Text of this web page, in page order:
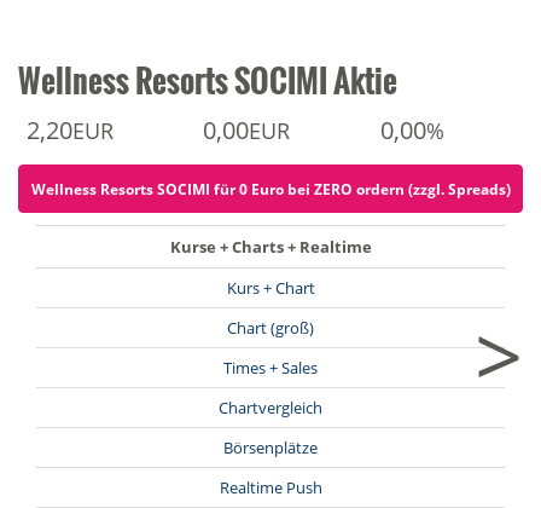
Wellness Resorts SOCIMI Aktie
2,20EUR 0,00EUR 0,00%
Wellness Resorts SOCIMI für 0 Euro bei ZERO ordern (zzgl. Spreads)
Kurse + Charts + Realtime
Kurs + Chart
Chart (groß)
Times + Sales
Chartvergleich
Börsenplätze
Realtime Push
>